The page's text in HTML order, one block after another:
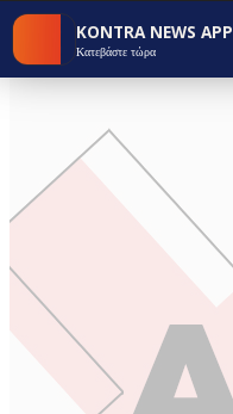
KONTRA NEWS APP
Κατεβάστε τώρα